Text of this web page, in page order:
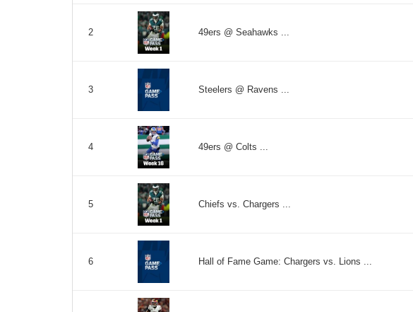
2 49ers @ Seahawks ...
3 Steelers @ Ravens ...
4 49ers @ Colts ...
5 Chiefs vs. Chargers ...
6 Hall of Fame Game: Chargers vs. Lions ...